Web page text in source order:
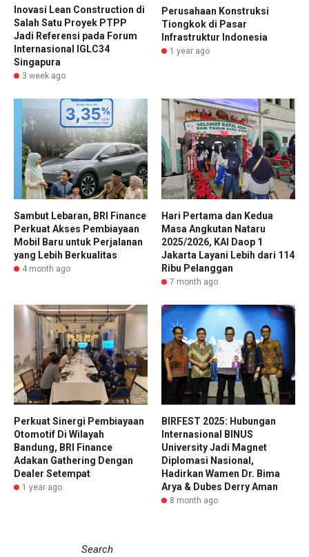
Inovasi Lean Construction di
Salah Satu Proyek PTPP
Jadi Referensi pada Forum
Internasional IGLC34
Singapura
3 week ago
Perusahaan Konstruksi
Tiongkok di Pasar
Infrastruktur Indonesia
1 year ago
Sambut Lebaran, BRI Finance
Perkuat Akses Pembiayaan
Mobil Baru untuk Perjalanan
yang Lebih Berkualitas
4 month ago
Hari Pertama dan Kedua
Masa Angkutan Nataru
2025/2026, KAI Daop 1
Jakarta Layani Lebih dari 114
Ribu Pelanggan
7 month ago
Perkuat Sinergi Pembiayaan
Otomotif Di Wilayah
Bandung, BRI Finance
Adakan Gathering Dengan
Dealer Setempat
1 year ago
BIRFEST 2025: Hubungan
Internasional BINUS
University Jadi Magnet
Diplomasi Nasional,
Hadirkan Wamen Dr. Bima
Arya & Dubes Derry Aman
8 month ago
Search